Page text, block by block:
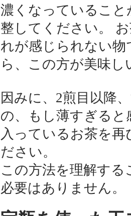
濃くなっているこ
整してください。
れが感じられない
ら、この方が美味
因みに、2煎目以降
の、もし薄すぎる
入っているお茶を
ださい。
この方法を理解す
必要はありません。